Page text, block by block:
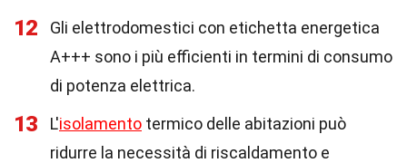
12
Gli elettrodomestici con etichetta energetica
A+++ sono i più efficienti in termini di consumo
di potenza elettrica.
13 L'isolamento termico delle abitazioni può
ridurre la necessità di riscaldamento e